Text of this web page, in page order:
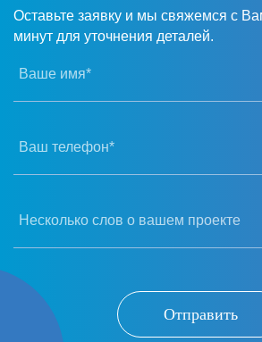
Оставьте заявку и мы свяжемся с
минут для уточнения деталей.
Ваше имя*
Ваш телефон*
Несколько слов о вашем проекте
Отправить